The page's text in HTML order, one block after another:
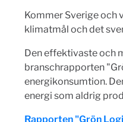
Kommer Sverige och
klimatmål och det
Den effektivaste och
branschrapporten
energikonsumtion.
energi som aldrig
Rapporten "Grön